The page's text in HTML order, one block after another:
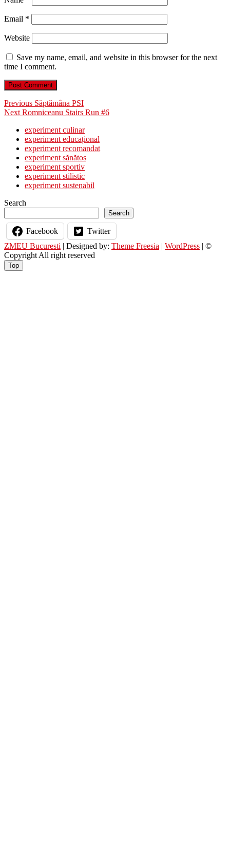
Email *
Website
Save my name, email, and website in this browser for the next
time I comment.
Post
navigation
Previous Previous
post:
Săptămâna PSI
Next Next
Romniceanu Stairs Run #6
experiment culinar
experiment educațional
experiment recomandat
experiment sănătos
experiment sportiv
experiment stilistic
experiment sustenabil
Search
Search
Facebook
Twitter
ZMEU Bucuresti | Designed by: Theme Freesia | WordPress | ©
Copyright All right reserved
Top